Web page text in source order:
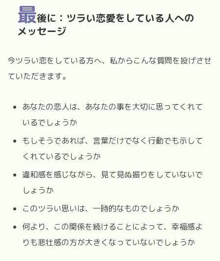
最後に：ツラい恋愛をしている人への
メッセージ
今ツラい恋をしている方へ、私からこんな質問を投げさせ
ていただきます。
あなたの恋人は、あなたの事を大切に思ってくれて
いるでしょうか
もしそうであれば、言葉だけでなく行動でも示して
くれているでしょうか
違和感を感じながら、見て見ぬ振りをしていないで
しょうか
このツラい思いは、一時的なものでしょうか
何より、この関係を続けることによって、幸福感よ
りも悲壮感の方が大きくなっていないでしょうか